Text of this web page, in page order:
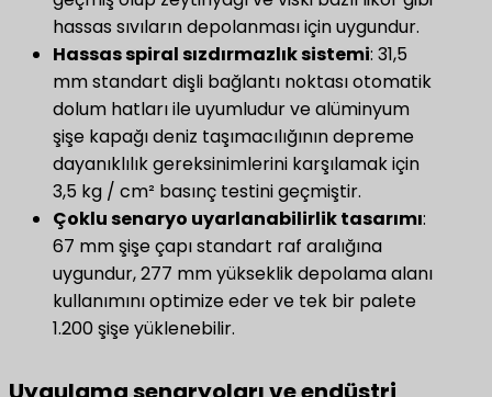
hassas sıvıların depolanması için uygundur.
Hassas spiral sızdırmazlık sistemi: 31,5
mm standart dişli bağlantı noktası otomatik
dolum hatları ile uyumludur ve alüminyum
şişe kapağı deniz taşımacılığının depreme
dayanıklılık gereksinimlerini karşılamak için
3,5 kg / cm² basınç testini geçmiştir.
​Çoklu senaryo uyarlanabilirlik tasarımı​​:
67 mm şişe çapı standart raf aralığına
uygundur, 277 mm yükseklik depolama alanı
kullanımını optimize eder ve tek bir palete
1.200 şişe yüklenebilir.